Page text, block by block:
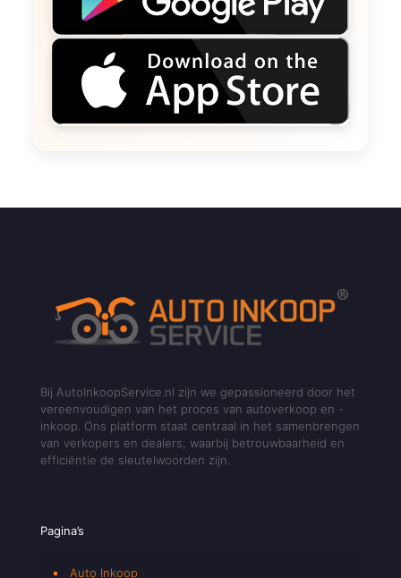
Bij AutoInkoopService.nl zijn we gepassioneerd door het
vereenvoudigen van het proces van autoverkoop en -
inkoop. Ons platform staat centraal in het samenbrengen
van verkopers en dealers, waarbij betrouwbaarheid en
efficiëntie de sleutelwoorden zijn.
Pagina’s
Auto Inkoop